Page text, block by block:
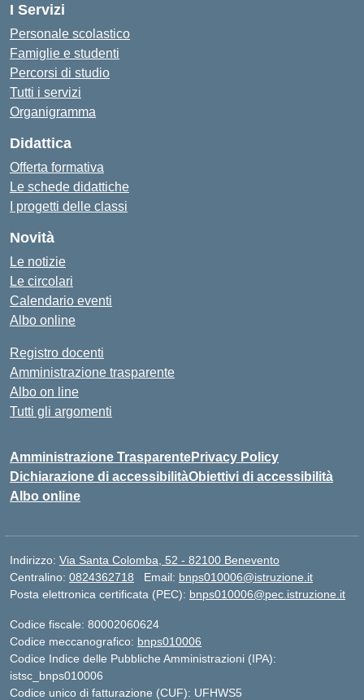
I Servizi
Personale scolastico
Famiglie e studenti
Percorsi di studio
Tutti i servizi
Organigramma
Didattica
Offerta formativa
Le schede didattiche
I progetti delle classi
Novità
Le notizie
Le circolari
Calendario eventi
Albo online
Registro docenti
Amministrazione trasparente
Albo on line
Tutti gli argomenti
Amministrazione TrasparentePrivacy Policy
Dichiarazione di accessibilitàObiettivi di accessibilità
Albo online
Indirizzo: Via Santa Colomba, 52 - 82100 Benevento
Centralino: 0824362718 Email: bnps010006@istruzione.it
Posta elettronica certificata (PEC): bnps010006@pec.istruzione.it
Codice fiscale: 80002060624
Codice meccanografico: bnps010006
Codice Indice delle Pubbliche Amministrazioni (IPA):
istsc_bnps010006
Codice unico di fatturazione (CUF): UFHWS5